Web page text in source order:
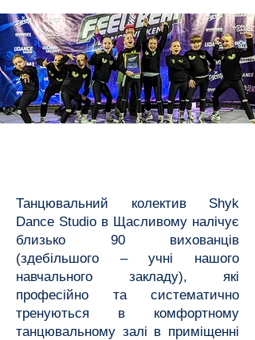
Танцювальний колектив Shyk
Dance Studio в Щасливому налічує
близько 90 вихованців
(здебільшого – учні нашого
навчального закладу), які
професійно та систематично
тренуються в комфортному
танцювальному залі в приміщенні